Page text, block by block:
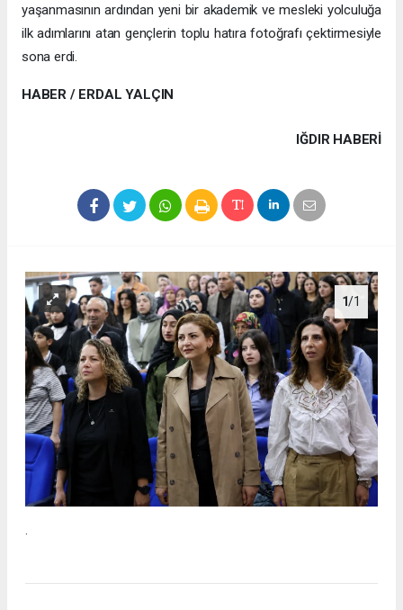
yaşanmasının ardından yeni bir akademik ve mesleki yolculuğa
ilk adımlarını atan gençlerin toplu hatıra fotoğrafı çektirmesiyle
sona erdi.
HABER / ERDAL YALÇIN
IĞDIR HABERİ
1/1
.